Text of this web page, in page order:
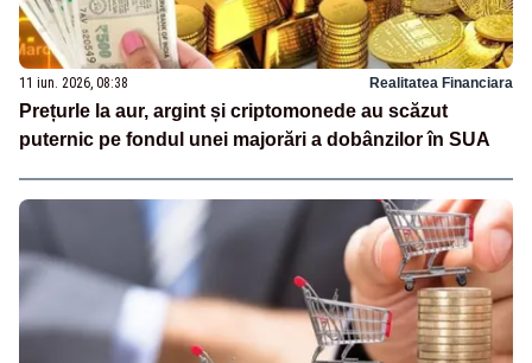
11 iun. 2026, 08:38 Realitatea Financiara
Prețurle la aur, argint și criptomonede au scăzut
puternic pe fondul unei majorări a dobânzilor în SUA